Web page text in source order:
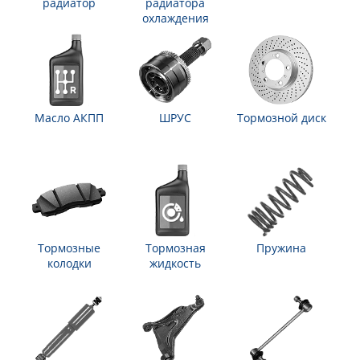
охлаждения
Масло АКПП ШРУС Тормозной диск
Тормозные
колодки
Тормозная
жидкость
Пружина